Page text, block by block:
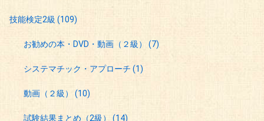
技能検定2級 (109)
お勧めの本・DVD・動画（２級）(7)
システマチック・アプローチ(1)
動画（２級）(10)
試験結果まとめ（2級）(14)